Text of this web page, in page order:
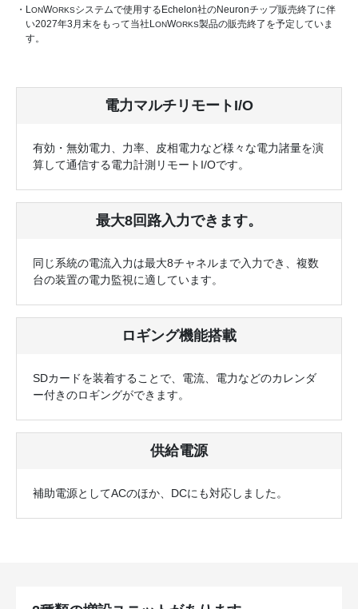
・LONWORKSシステムで使用するEchelon社のNeuronチップ販売終了に伴
い2027年3月末をもって当社LONWORKS製品の販売終了を予定していま
す。
電力マルチリモートI/O
有効・無効電力、力率、皮相電力など様々な電力諸量を演
算して通信する電力計測リモートI/Oです。
最大8回路入力できます。
同じ系統の電流入力は最大8チャネルまで入力でき、複数
台の装置の電力監視に適しています。
ロギング機能搭載
SDカードを装着することで、電流、電力などのカレンダ
ー付きのロギングができます。
供給電源
補助電源としてACのほか、DCにも対応しました。